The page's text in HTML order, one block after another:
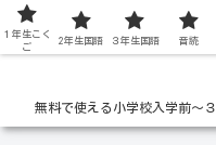
低学年
無料で使える小学校入学前〜
１年生こく
ご
2年生国語 ３年生国語 音読